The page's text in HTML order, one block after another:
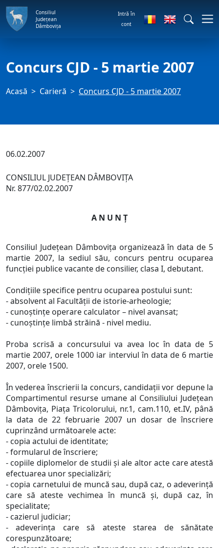
Consiliul
Județean
Dâmbovița
Intră în
cont
Concurs CJD - 5 martie 2007
Acasă Carieră Concurs CJD - 5 martie 2007
06.02.2007
CONSILIUL JUDEŢEAN DÂMBOVIŢA
Nr. 877/02.02.2007
A N U N Ţ
Consiliul Judeţean Dâmboviţa organizează în data de 5
martie 2007, la sediul său, concurs pentru ocuparea
funcţiei publice vacante de consilier, clasa I, debutant.
Condiţiile specifice pentru ocuparea postului sunt:
- absolvent al Facultăţii de istorie-arheologie;
- cunoştinţe operare calculator – nivel avansat;
- cunoştinţe limbă străină - nivel mediu.
Proba scrisă a concursului va avea loc în data de 5
martie 2007, orele 1000 iar interviul în data de 6 martie
2007, orele 1500.
În vederea înscrierii la concurs, candidaţii vor depune la
Compartimentul resurse umane al Consiliului Judeţean
Dâmboviţa, Piaţa Tricolorului, nr.1, cam.110, et.IV, până
la data de 22 februarie 2007 un dosar de înscriere
cuprinzând următoarele acte:
- copia actului de identitate;
- formularul de înscriere;
- copiile diplomelor de studii şi ale altor acte care atestă
efectuarea unor specializări;
- copia carnetului de muncă sau, după caz, o adeverinţă
care să ateste vechimea în muncă şi, după caz, în
specialitate;
- cazierul judiciar;
- adeverinţa care să ateste starea de sănătate
corespunzătoare;